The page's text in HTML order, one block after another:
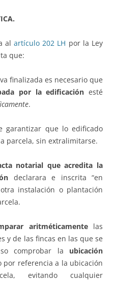
alartículo 202 LH por la Ley
que:
finalizada es necesario que
por la edificación esté
.
garantizar que lo edificado
parcela, sin extralimitarse.
notarial que acredita la
declarara e inscrita “en
instalación o plantación
aritméticamentelas
y de las fincas en las que se
comprobar la ubicación
por referencia a la ubicación
evitando cualquier